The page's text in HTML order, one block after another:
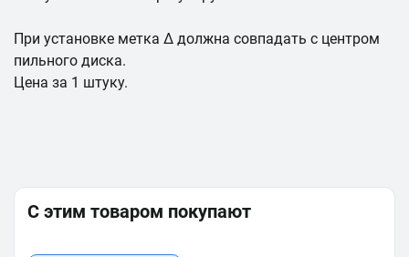
При установке метка Δ должна совпадать с центром
пильного диска.
Цена за 1 штуку.
С этим товаром покупают